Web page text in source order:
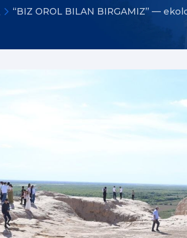
“BIZ OROL BILAN BIRGAMIZ” —